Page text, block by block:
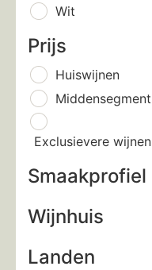
Wit
Prijs
Huiswijnen
Middensegment
Exclusievere wijnen
Smaakprofiel
Wijnhuis
Landen